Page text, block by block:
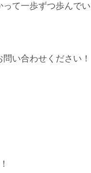
て一歩ずつ歩んでい
い合わせください！